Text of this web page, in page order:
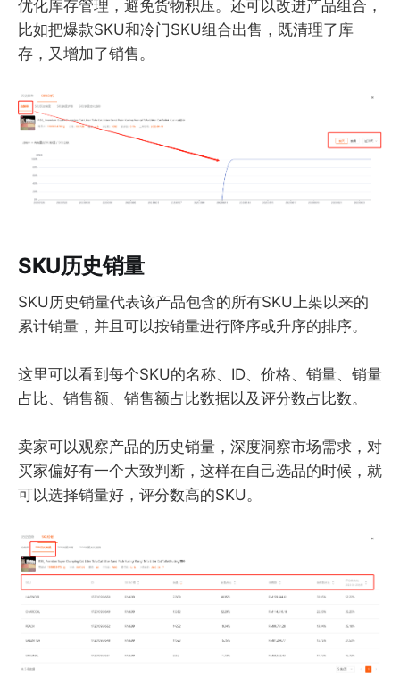
优化库存管理，避免货物积压。还可以改进产品组合，
比如把爆款SKU和冷门SKU组合出售，既清理了库
存，又增加了销售。
SKU历史销量
SKU历史销量代表该产品包含的所有SKU上架以来的
累计销量，并且可以按销量进行降序或升序的排序。
这里可以看到每个SKU的名称、ID、价格、销量、销量
占比、销售额、销售额占比数据以及评分数占比数。
卖家可以观察产品的历史销量，深度洞察市场需求，对
买家偏好有一个大致判断，这样在自己选品的时候，就
可以选择销量好，评分数高的SKU。